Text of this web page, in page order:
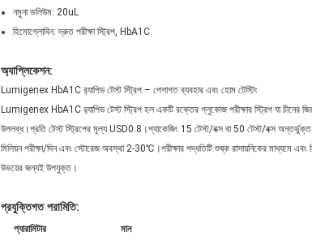
নমুনা ভলিউম: 20uL
হিমোগ্লোবিন: দ্রুত পরীক্ষা স্ট্রিপ, HbA1C
অ্যাপ্লিকেশন:
Lumigenex HbA1C র‍্যাপিড টেস্ট স্ট্রিপ – পেশাগত ব্যবহার এবং হোম টেস্টিং
Lumigenex HbA1C র‍্যাপিড টেস্ট স্ট্রিপ হল একটি রক্তের গ্লুকোজ পরীক্ষার স্ট্রিপ যা চীনের
উপলব্ধ।প্রতি টেস্ট স্ট্রিপের মূল্য USD0.8।প্যাকেজিং 15 টেস্ট/বক্স বা 50 টেস্ট/বক্স
মিলিয়ন পরীক্ষা/দিন এবং স্টোরেজ অবস্থা 2-30℃।পরীক্ষার পদ্ধতিটি শুষ্ক রাসায়নিকের মাধ্যমে
উভয়ের জন্যই উপযুক্ত।
প্রযুক্তিগত পরামিতি:
প্যারামিটার
মান